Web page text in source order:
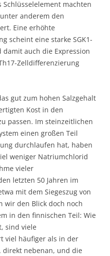
machten
unter anderem den
Eine erhöhte
scheint eine starke SGK1-
auch die Expression
Zelldifferenzierung
gut zum hohen Salzgehalt
Kost in den
passen. Im steinzeitlichen
einen großen Teil
durchlaufen hat, haben
weniger Natriumchlorid
vieler
letzten 50 Jahren im
mit dem Siegeszug von
wir den Blick doch noch
in den finnischen Teil: Wie
sind viele
viel häufiger als in der
direkt nebenan, und die